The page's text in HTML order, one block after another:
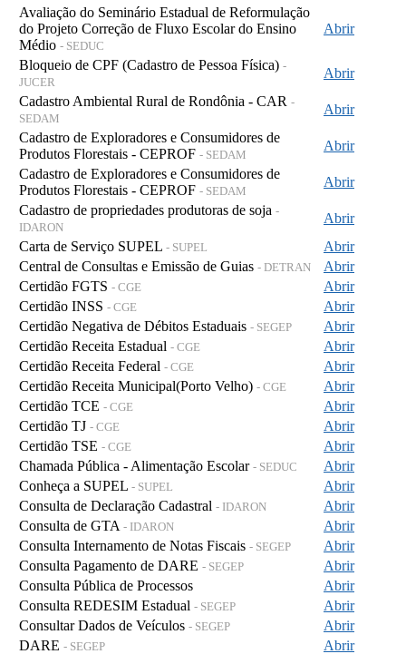
Avaliação do Seminário Estadual de Reformulação
do Projeto Correção de Fluxo Escolar do Ensino
Médio - SEDUC
Abrir
Bloqueio de CPF (Cadastro de Pessoa Física) -
JUCER
Abrir
Cadastro Ambiental Rural de Rondônia - CAR -
SEDAM
Abrir
Cadastro de Exploradores e Consumidores de
Produtos Florestais - CEPROF - SEDAM
Abrir
Cadastro de Exploradores e Consumidores de
Produtos Florestais - CEPROF - SEDAM
Abrir
Cadastro de propriedades produtoras de soja -
IDARON
Abrir
Carta de Serviço SUPEL - SUPEL
Abrir
Central de Consultas e Emissão de Guias - DETRAN
Abrir
Certidão FGTS - CGE
Abrir
Certidão INSS - CGE
Abrir
Certidão Negativa de Débitos Estaduais - SEGEP
Abrir
Certidão Receita Estadual - CGE
Abrir
Certidão Receita Federal - CGE
Abrir
Certidão Receita Municipal(Porto Velho) - CGE
Abrir
Certidão TCE - CGE
Abrir
Certidão TJ - CGE
Abrir
Certidão TSE - CGE
Abrir
Chamada Pública - Alimentação Escolar - SEDUC
Abrir
Conheça a SUPEL - SUPEL
Abrir
Consulta de Declaração Cadastral - IDARON
Abrir
Consulta de GTA - IDARON
Abrir
Consulta Internamento de Notas Fiscais - SEGEP
Abrir
Consulta Pagamento de DARE - SEGEP
Abrir
Consulta Pública de Processos
Abrir
Consulta REDESIM Estadual - SEGEP
Abrir
Consultar Dados de Veículos - SEGEP
Abrir
DARE - SEGEP
Abrir